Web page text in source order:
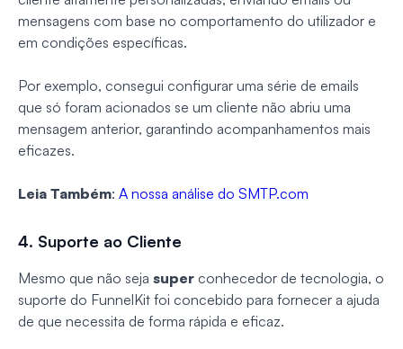
mensagens com base no comportamento do utilizador e
em condições específicas.
Por exemplo, consegui configurar uma série de emails
que só foram acionados se um cliente não abriu uma
mensagem anterior, garantindo acompanhamentos mais
eficazes.
Leia Também: A nossa análise do SMTP.com
4. Suporte ao Cliente
Mesmo que não seja super conhecedor de tecnologia, o
suporte do FunnelKit foi concebido para fornecer a ajuda
de que necessita de forma rápida e eficaz.